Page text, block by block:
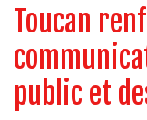
Toucan
public et